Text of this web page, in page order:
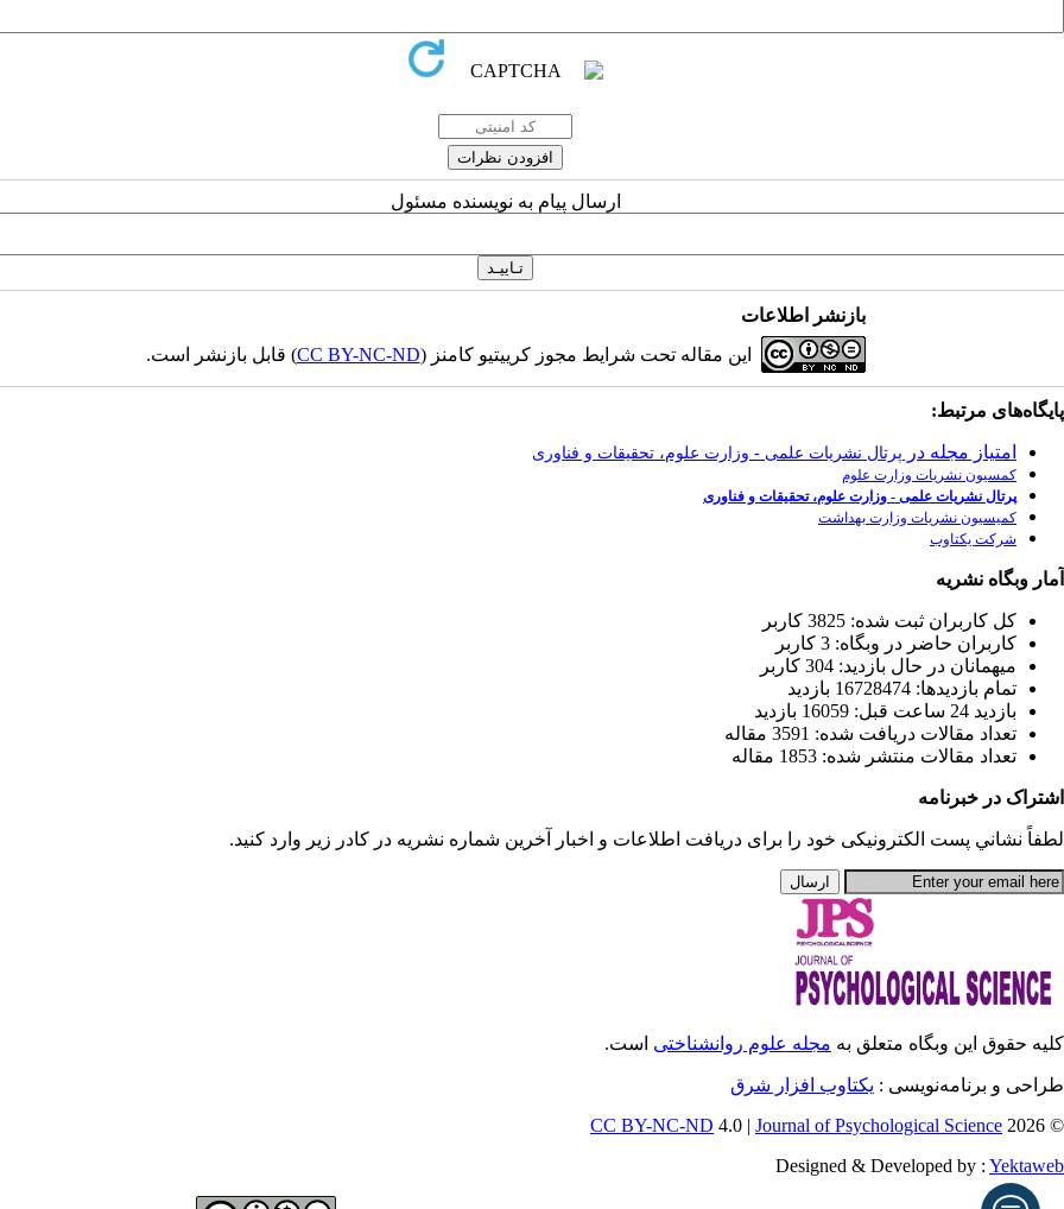
ارسال پیام به نویسنده مسئول
بازنشر اطلاعات
این مقاله تحت شرایط مجوز کرییتیو کامنز (CC BY-NC-ND) قابل بازنشر است.
پایگاه‌های مرتبط:
امتیاز مجله در پرتال نشریات علمی - وزارت علوم، تحقیقات و فناوری
کمسیون نشریات وزارت علوم
پرتال نشریات علمی - وزارت علوم، تحقیقات و فناوری
کمیسیون نشریات وزارت بهداشت
شرکت یکتاوب
آمار وبگاه نشریه
كل کاربران ثبت شده: 3825 کاربر
کاربران حاضر در وبگاه: 3 کاربر
ميهمانان در حال بازديد: 304 کاربر
تمام بازديد‌ها: 16728474 بازدید
بازديد 24 ساعت قبل: 16059 بازدید
تعداد مقالات دریافت شده: 3591 مقاله
تعداد مقالات منتشر شده: 1853 مقاله
اشتراک در خبرنامه
لطفاً نشاني پست الكترونيكی خود را برای دريافت اطلاعات و اخبار آخرین شماره نشریه در كادر زير وارد كنيد.
کلیه حقوق این وبگاه متعلق به مجله علوم روانشناختی است.
طراحی و برنامه‌نویسی : یکتاوب افزار شرق
© 2026
CC BY-NC-ND 4.0 | Journal of Psychological Science
Designed & Developed by : Yektaweb